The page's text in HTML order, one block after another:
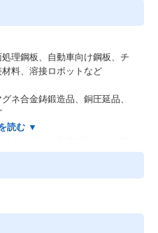
理鋼板、自動車向け鋼板、チ
料、溶接ロボットなど
ネ合金鋳鍛造品、銅圧延品、
各種エンジニアリング業など
ト材料、超伝導磁石・線材な